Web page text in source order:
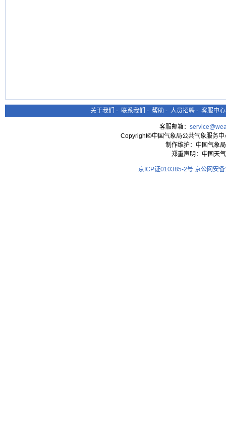
关于我们 - 联系我们 - 帮助 - 人员招聘 - 客服中心
客服邮箱：
Copyright©中国气象局公共气象服务
制作维护：中国气象
郑重声明：中国天
京ICP证010385-2号 京公网安